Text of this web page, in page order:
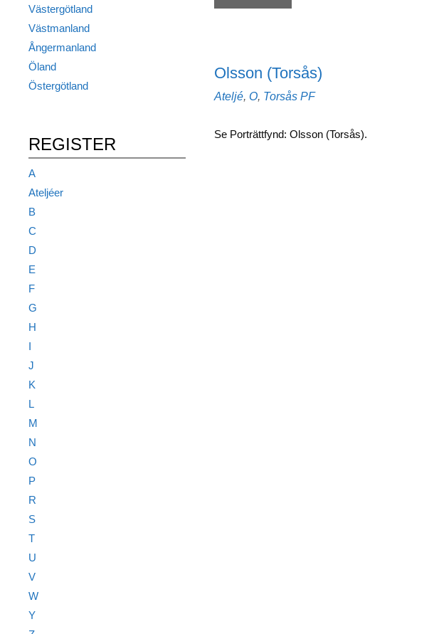
Olsson (Torsås)
Kategorier
Ateljé, O, Torsås Etiketter
PF
Se Porträttfynd: Olsson (Torsås).
Västergötland
Västmanland
Ångermanland
Öland
Östergötland
REGISTER
A
Ateljéer
B
C
D
E
F
G
H
I
J
K
L
M
N
O
P
R
S
T
U
V
W
Y